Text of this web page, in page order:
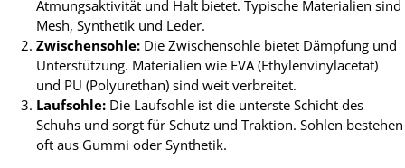
Atmungsaktivität und Halt bietet. Typische Materialien sind
Mesh, Synthetik und Leder.
Zwischensohle: Die Zwischensohle bietet Dämpfung und
Unterstützung. Materialien wie EVA (Ethylenvinylacetat)
und PU (Polyurethan) sind weit verbreitet.
Laufsohle: Die Laufsohle ist die unterste Schicht des
Schuhs und sorgt für Schutz und Traktion. Sohlen bestehen
oft aus Gummi oder Synthetik.